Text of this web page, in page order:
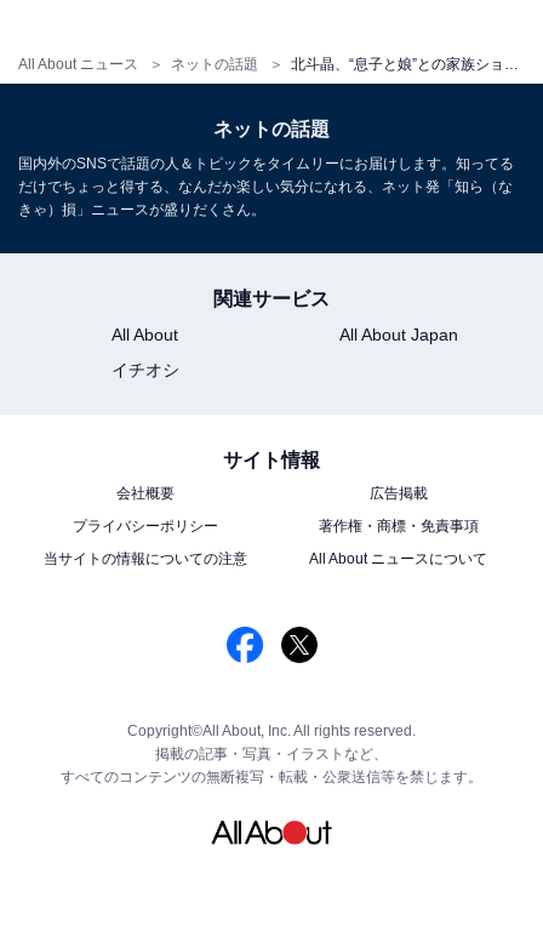
All About ニュース ネットの話題
ネットの話題
国内外のSNSで話題の人＆トピックをタイムリーにお届けします。知ってる
だけでちょっと得する、なんだか楽しい気分になれる、ネット発「知ら（な
きゃ）損」ニュースが盛りだくさん。
関連サービス
All About
All About Japan
イチオシ
サイト情報
会社概要
広告掲載
プライバシーポリシー
著作権・商標・免責事項
当サイトの情報についての注意
All About ニュースについて
Copyright©All About, Inc. All rights reserved.
掲載の記事・写真・イラストなど、
すべてのコンテンツの無断複写・転載・公衆送信等を禁じます。